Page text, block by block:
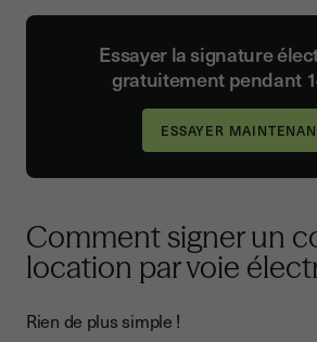
Essayer la signature
gratuitement pendant
Comment signer un
location par voie
Rien de plus simple !